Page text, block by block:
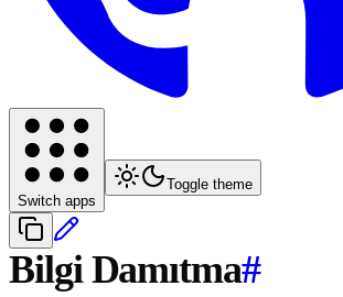
Switch apps
Toggle theme
Bilgi Damıtma#